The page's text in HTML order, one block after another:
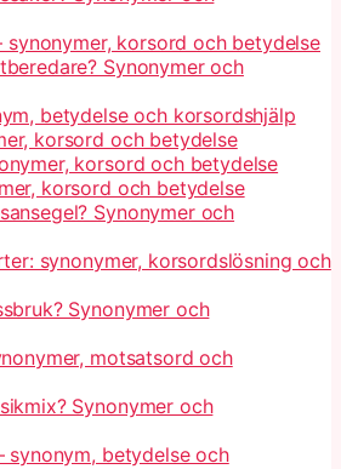
synonymer, korsord och betydelse
Synonymer och
betydelse och korsordshjälp
korsord och betydelse
korsord och betydelse
korsord och betydelse
Synonymer och
synonymer, korsordslösning och
Synonymer och
motsatsord och
Synonymer och
synonym, betydelse och